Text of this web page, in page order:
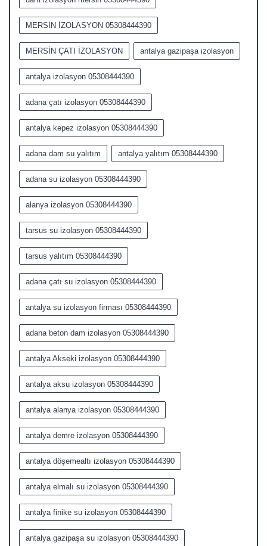
MERSİN İZOLASYON 05308444390
MERSİN ÇATI İZOLASYON antalya gazipaşa izolasyon
antalya izolasyon 05308444390
adana çatı izolasyon 05308444390
antalya kepez izolasyon 05308444390
adana dam su yalıtım antalya yalıtım 05308444390
adana su izolasyon 05308444390
alanya izolasyon 05308444390
tarsus su izolasyon 05308444390
tarsus yalıtım 05308444390
adana çatı su izolasyon 05308444390
antalya su izolasyon firması 05308444390
adana beton dam izolasyon 05308444390
antalya Akseki izolasyon 05308444390
antalya aksu izolasyon 05308444390
antalya alanya izolasyon 05308444390
antalya demre izolasyon 05308444390
antalya döşemealtı izolasyon 05308444390
antalya elmalı su izolasyon 05308444390
antalya finike su izolasyon 05308444390
antalya gazipaşa su izolasyon 05308444390